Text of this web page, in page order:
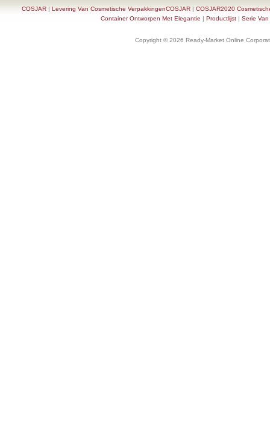
COSJAR | Levering Van Cosmetische VerpakkingenCOSJAR | COSJAR2020
Container Ontworpen Met Elegantie | Productlijst | Serie
Copyright © 2026 Ready-Market Online